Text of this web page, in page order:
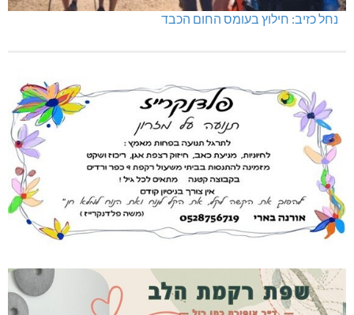
נחל כזיב: חילוץ בעומס החום הכבד